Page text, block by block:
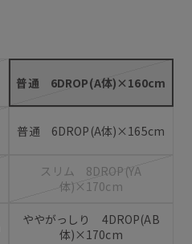
普通 6DROP(A体)×160cm
普通 6DROP(A体)×165cm
スリム 8DROP(YA
体)×170cm
ややがっしり 4DROP(AB
体)×170cm